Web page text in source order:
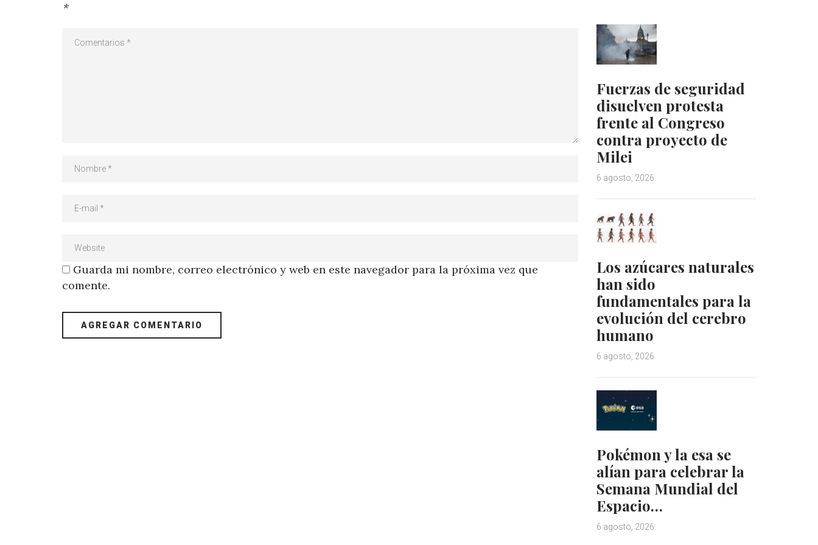
*
Guarda mi nombre, correo electrónico y web en este navegador para la próxima vez que
comente.
Fuerzas de seguridad
disuelven protesta
frente al Congreso
contra proyecto de
Milei
6 agosto, 2026
Los azúcares naturales
han sido
fundamentales para la
evolución del cerebro
humano
6 agosto, 2026
Pokémon y la esa se
alían para celebrar la
Semana Mundial del
Espacio…
6 agosto, 2026